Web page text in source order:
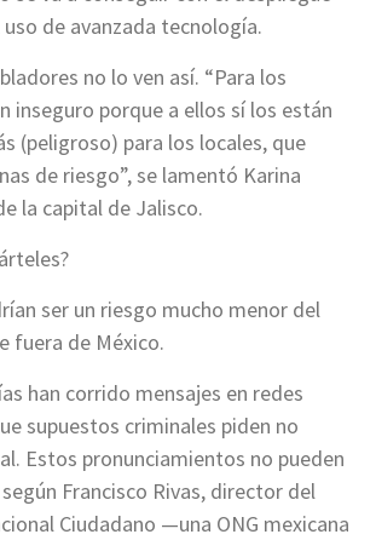
de avanzada tecnología.
no lo ven así. “Para los
inseguro porque a ellos sí los están
(peligroso) para los locales, que
de riesgo”, se lamentó Karina
la capital de Jalisco.
ser un riesgo mucho menor del
fuera de México.
han corrido mensajes en redes
supuestos criminales piden no
Estos pronunciamientos no pueden
Francisco Rivas, director del
Ciudadano —una ONG mexicana